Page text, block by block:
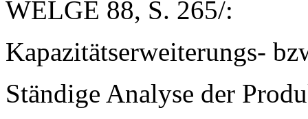
WELGE 88, S. 265/:
Kapazitätserweiterungs-
Ständige Analyse der